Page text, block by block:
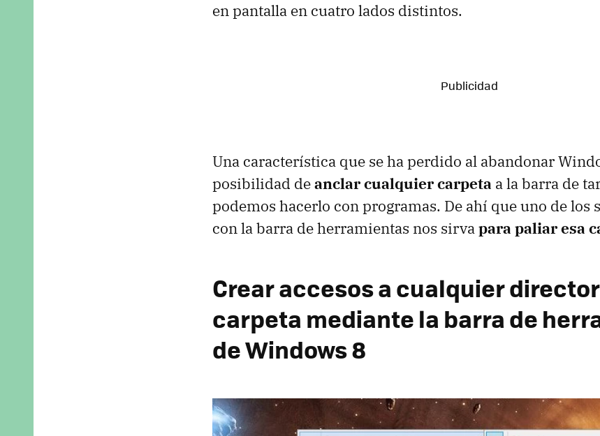
en pantalla en cuatro lados distintos.
Una característica que se ha perdido al abandonar
posibilidad deanclar cualquier carpeta a la barra de
podemos hacerlo con programas. De ahí que uno de los
con la barra de herramientas nos sirvapara paliar esa
Crear accesos a cualquier
carpeta mediante la barra de
de Windows 8